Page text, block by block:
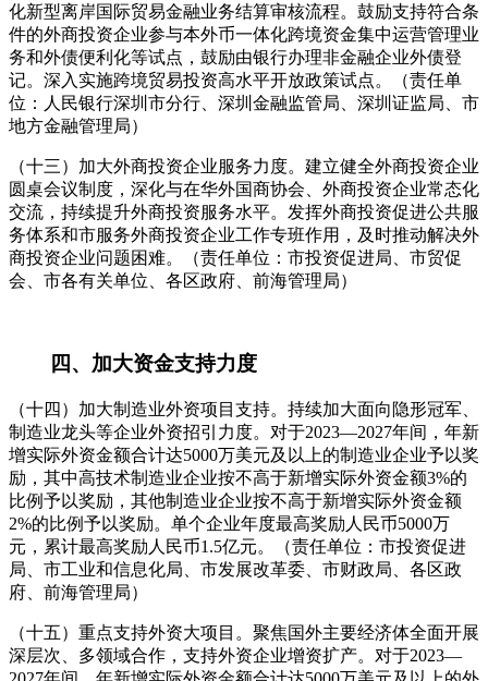
化新型离岸国际贸易金融业务结算审核流程。鼓励支持符合条
件的外商投资企业参与本外币一体化跨境资金集中运营管理业
务和外债便利化等试点，鼓励由银行办理非金融企业外债登
记。深入实施跨境贸易投资高水平开放政策试点。（责任单
位：人民银行深圳市分行、深圳金融监管局、深圳证监局、市
地方金融管理局）
（十三）加大外商投资企业服务力度。建立健全外商投资企业
圆桌会议制度，深化与在华外国商协会、外商投资企业常态化
交流，持续提升外商投资服务水平。发挥外商投资促进公共服
务体系和市服务外商投资企业工作专班作用，及时推动解决外
商投资企业问题困难。（责任单位：市投资促进局、市贸促
会、市各有关单位、各区政府、前海管理局）
四、加大资金支持力度
（十四）加大制造业外资项目支持。持续加大面向隐形冠军、
制造业龙头等企业外资招引力度。对于2023—2027年间，年新
增实际外资金额合计达5000万美元及以上的制造业企业予以奖
励，其中高技术制造业企业按不高于新增实际外资金额3%的
比例予以奖励，其他制造业企业按不高于新增实际外资金额
2%的比例予以奖励。单个企业年度最高奖励人民币5000万
元，累计最高奖励人民币1.5亿元。（责任单位：市投资促进
局、市工业和信息化局、市发展改革委、市财政局、各区政
府、前海管理局）
（十五）重点支持外资大项目。聚焦国外主要经济体全面开展
深层次、多领域合作，支持外资企业增资扩产。对于2023—